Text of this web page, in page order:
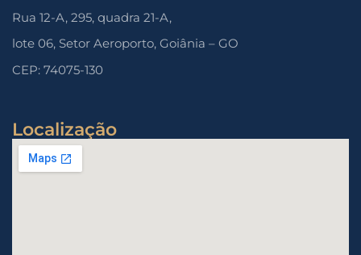
Rua 12-A, 295, quadra 21-A,
lote 06, Setor Aeroporto, Goiânia – GO
CEP: 74075-130
Localização